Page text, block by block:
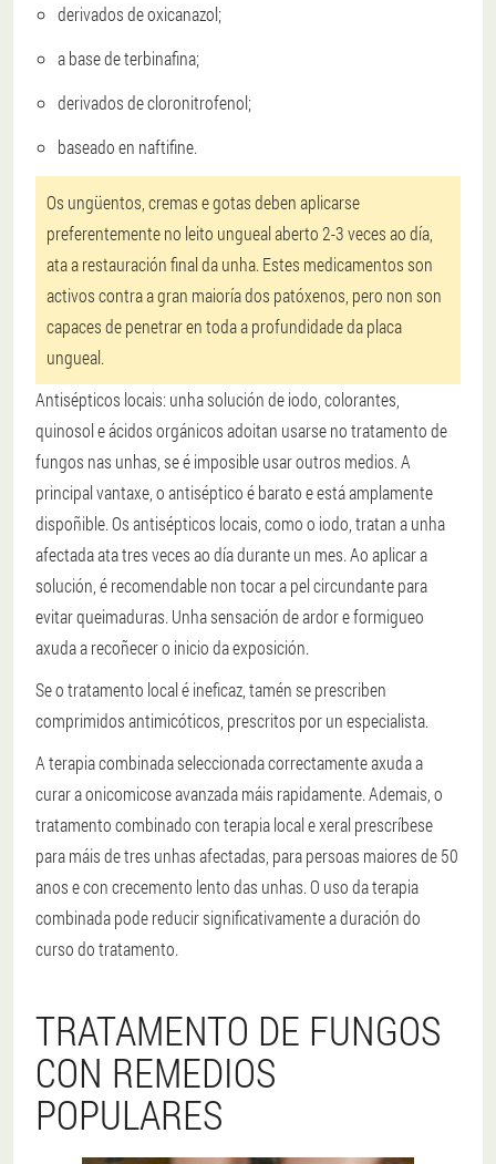
derivados de oxicanazol;
a base de terbinafina;
derivados de cloronitrofenol;
baseado en naftifine.
Os ungüentos, cremas e gotas deben aplicarse
preferentemente no leito ungueal aberto 2-3 veces ao día,
ata a restauración final da unha. Estes medicamentos son
activos contra a gran maioría dos patóxenos, pero non son
capaces de penetrar en toda a profundidade da placa
ungueal.
Antisépticos locais: unha solución de iodo, colorantes,
quinosol e ácidos orgánicos adoitan usarse no tratamento de
fungos nas unhas, se é imposible usar outros medios. A
principal vantaxe, o antiséptico é barato e está amplamente
dispoñible. Os antisépticos locais, como o iodo, tratan a unha
afectada ata tres veces ao día durante un mes. Ao aplicar a
solución, é recomendable non tocar a pel circundante para
evitar queimaduras. Unha sensación de ardor e formigueo
axuda a recoñecer o inicio da exposición.
Se o tratamento local é ineficaz, tamén se prescriben
comprimidos antimicóticos, prescritos por un especialista.
A terapia combinada seleccionada correctamente axuda a
curar a onicomicose avanzada máis rapidamente. Ademais, o
tratamento combinado con terapia local e xeral prescríbese
para máis de tres unhas afectadas, para persoas maiores de 50
anos e con crecemento lento das unhas. O uso da terapia
combinada pode reducir significativamente a duración do
curso do tratamento.
TRATAMENTO DE FUNGOS
CON REMEDIOS
POPULARES